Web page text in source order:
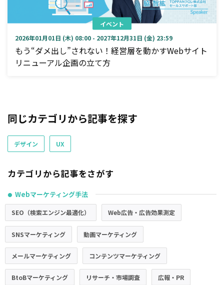
イベント
2026年01月01日 (木) 08:00 - 2027年12月31日 (金) 23:59
もう“ダメ出し”されない！経営層を動かすWebサイト
リニューアル企画の立て方
同じカテゴリから記事を探す
デザイン UX
カテゴリから記事をさがす
● Webマーケティング手法
SEO（検索エンジン最適化） Web広告・広告効果測定
SNSマーケティング 動画マーケティング
メールマーケティング コンテンツマーケティング
BtoBマーケティング リサーチ・市場調査 広報・PR